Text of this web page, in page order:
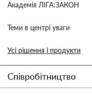
Академія ЛІГА:ЗАКОН
Теми в центрі уваги
Усі рішення і продукти
Співробітництво